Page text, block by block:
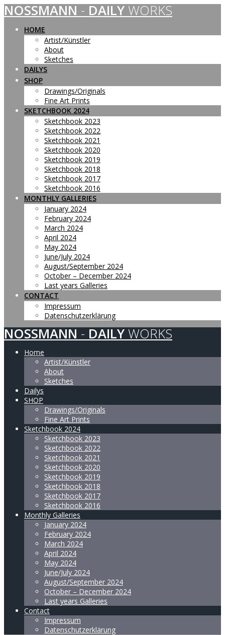
Skip
to
content
NOSSMANN - DAILY WORKS
HOME
Artist/Künstler
About
Sketches
DAILYS
SHOP
Drawings/Originals
Fine Art Prints
SKETCHBOOK 2024
Sketchbook 2023
Sketchbook 2022
Sketchbook 2021
Sketchbook 2020
Sketchbook 2019
Sketchbook 2018
Sketchbook 2017
Sketchbook 2016
MONTHLY GALLERIES
January 2024
February 2024
March 2024
April 2024
May 2024
June/July 2024
August/September 2024
October – December 2024
Last years Galleries
CONTACT
Impressum
Datenschutzerklärung
NOSSMANN - DAILY WORKS
Home
Artist/Künstler
About
Sketches
Dailys
SHOP
Drawings/Originals
Fine Art Prints
Sketchbook 2024
Sketchbook 2023
Sketchbook 2022
Sketchbook 2021
Sketchbook 2020
Sketchbook 2019
Sketchbook 2018
Sketchbook 2017
Sketchbook 2016
Monthly Galleries
January 2024
February 2024
March 2024
April 2024
May 2024
June/July 2024
August/September 2024
October – December 2024
Last years Galleries
Contact
Impressum
Datenschutzerklärung